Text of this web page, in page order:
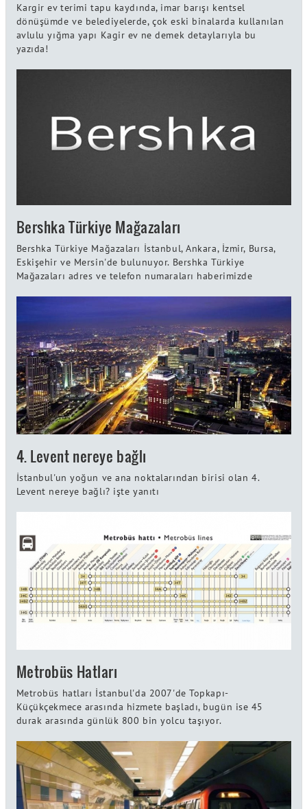
Kargir ev terimi tapu kaydında, imar barışı kentsel
dönüşümde ve belediyelerde, çok eski binalarda kullanılan
avlulu yığma yapı Kagir ev ne demek detaylarıyla bu
yazıda!
Bershka Türkiye Mağazaları
Bershka Türkiye Mağazaları İstanbul, Ankara, İzmir, Bursa,
Eskişehir ve Mersin'de bulunuyor. Bershka Türkiye
Mağazaları adres ve telefon numaraları haberimizde
4. Levent nereye bağlı
İstanbul'un yoğun ve ana noktalarından birisi olan 4.
Levent nereye bağlı? işte yanıtı
Metrobüs Hatları
Metrobüs hatları İstanbul'da 2007'de Topkapı-
Küçükçekmece arasında hizmete başladı, bugün ise 45
durak arasında günlük 800 bin yolcu taşıyor.